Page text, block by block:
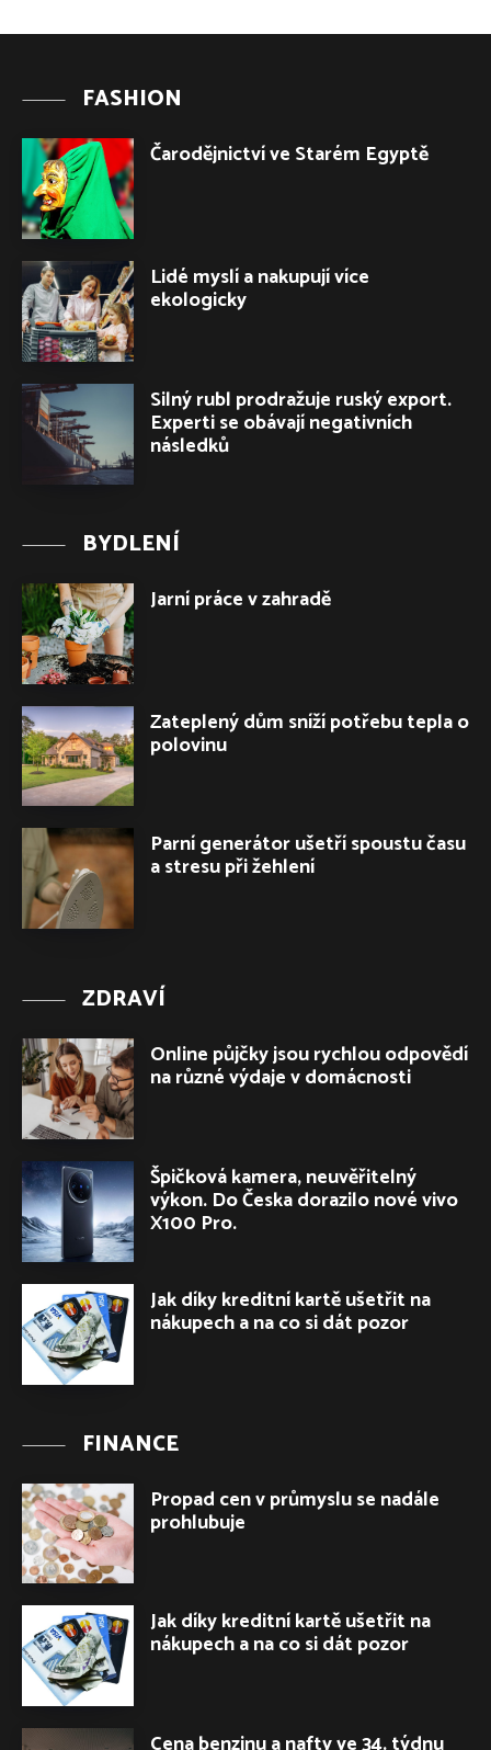
FASHION
Čarodějnictví ve Starém Egyptě
Lidé myslí a nakupují více
ekologicky
Silný rubl prodražuje ruský export.
Experti se obávají negativních
následků
BYDLENÍ
Jarní práce v zahradě
Zateplený dům sníží potřebu tepla o
polovinu
Parní generátor ušetří spoustu času
a stresu při žehlení
ZDRAVÍ
Online půjčky jsou rychlou odpovědí
na různé výdaje v domácnosti
Špičková kamera, neuvěřitelný
výkon. Do Česka dorazilo nové vivo
X100 Pro.
Jak díky kreditní kartě ušetřit na
nákupech a na co si dát pozor
FINANCE
Propad cen v průmyslu se nadále
prohlubuje
Jak díky kreditní kartě ušetřit na
nákupech a na co si dát pozor